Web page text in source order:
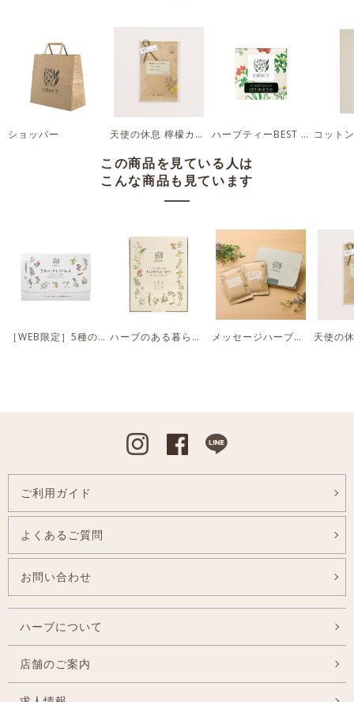
ショッパー 天使の休息 檸檬カミツレ茶 ギフト ハーブティーBEST SELECTION ベストセレクション
この商品を見ている人は
こんな商品も見ています
［WEB限定］5種のトライアルセット ハーブのある暮らし テイスティングセット メッセージハーブティー ギフトBOXセット
Instagram
ご利用ガイド
よくあるご質問
お問い合わせ
ハーブについて
店舗のご案内